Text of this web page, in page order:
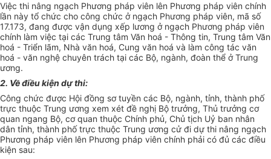
Việc thi nâng ngạch Phương pháp viên lên Phương pháp viên chính
lần này tổ chức cho công chức ở ngạch Phương pháp viên, mã số
17.173, đang được vận dụng xếp lương ở ngạch Phương pháp viên
chính làm việc tại các Trung tâm Văn hoá - Thông tin, Trung tâm Văn
hoá - Triển lãm, Nhà văn hoá, Cung văn hoá và làm công tác văn
hoá - văn nghệ chuyên trách tại các Bộ, ngành, đoàn thể ở Trung
ương.
2. Về điều kiện dự thi:
Công chức được Hội đồng sơ tuyền các Bộ, ngành, tỉnh, thành phố
trực thuộc Trung ương xem xét đề nghị Bộ trưởng, Thủ trưởng cơ
quan ngang Bộ, cơ quan thuộc Chính phủ, Chủ tịch Uỷ ban nhân
dân tỉnh, thành phố trực thuộc Trung ương cử đi dự thi nâng ngạch
Phương pháp viên lên Phương pháp viên chính phải có đủ các điều
kiện sau: